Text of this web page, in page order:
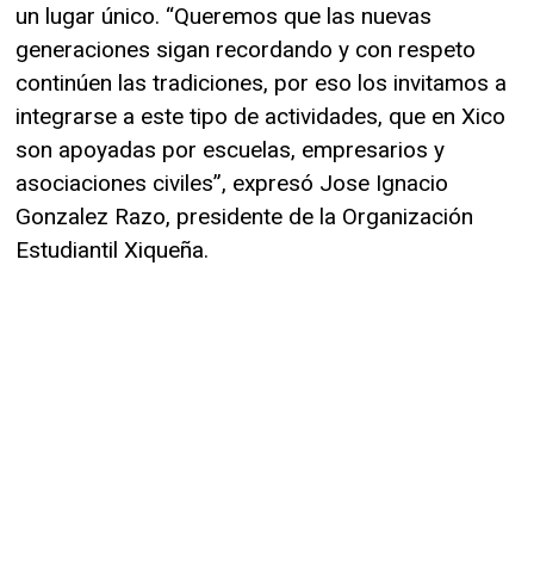
un lugar único. “Queremos que las nuevas
generaciones sigan recordando y con respeto
continúen las tradiciones, por eso los invitamos a
integrarse a este tipo de actividades, que en Xico
son apoyadas por escuelas, empresarios y
asociaciones civiles”, expresó Jose Ignacio
Gonzalez Razo, presidente de la Organización
Estudiantil Xiqueña.